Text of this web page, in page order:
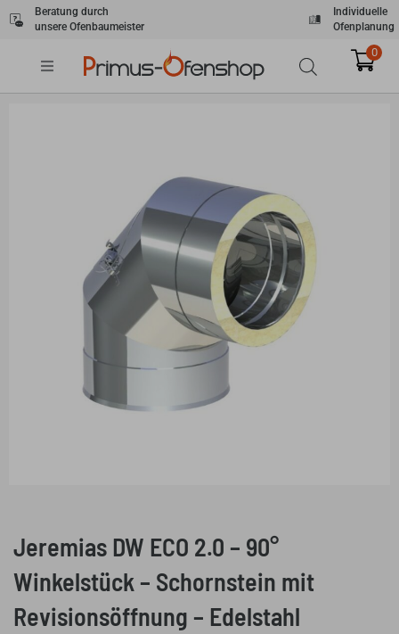
Zum
Inhalt
Beratung durch
unsere Ofenbaumeister
Individuelle
Ofenplanung
0
Jeremias DW ECO 2.0 – 90°
Winkelstück – Schornstein mit
Revisionsöffnung – Edelstahl